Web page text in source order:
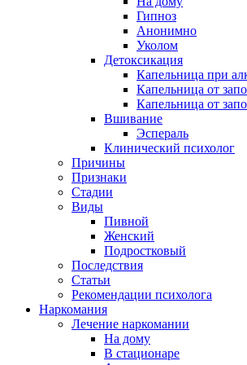
Гипноз
Анонимно
Уколом
Детоксикация
Капельница при
Капельница от
Капельница от
Вшивание
Эспераль
Клинический психолог
Причины
Признаки
Стадии
Виды
Пивной
Женский
Подростковый
Последствия
Статьи
Рекомендации психолога
Наркомания
Лечение наркомании
На дому
В стационаре